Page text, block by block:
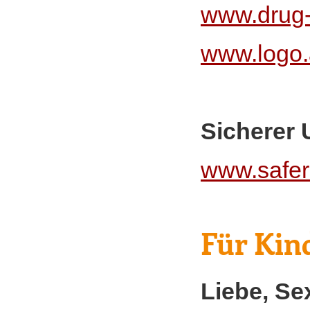
Sicherer
Für
Liebe,